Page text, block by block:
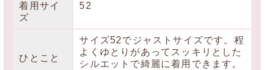
着用サイ
ズ
52
ひとこと
サイズ52でジャストサイズです。程
よくゆとりがあってスッキリとした
シルエットで綺麗に着用できます。